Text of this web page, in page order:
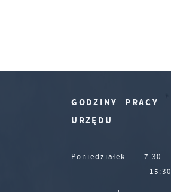
GODZINY PRACY
URZĘDU
Poniedziałek
7:30 -
15:30